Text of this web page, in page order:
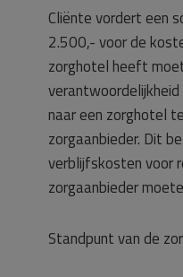
Cliënte vordert een
2.500,- voor de
zorghotel heeft
naar een zorghotel
zorgaanbieder. Dit
verblijfskosten voor
zorgaanbieder
Standpunt van de